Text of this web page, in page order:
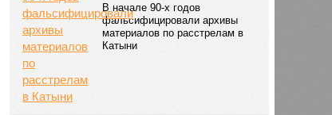
В начале 90-х годов
фальсифицировали архивы
материалов по расстрелам в
Катыни